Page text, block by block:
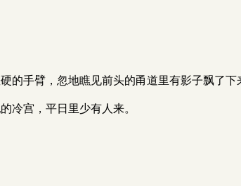
的手臂，忽地瞧见前头的甬道里有影子飘了下
冷宫，平日里少有人来。